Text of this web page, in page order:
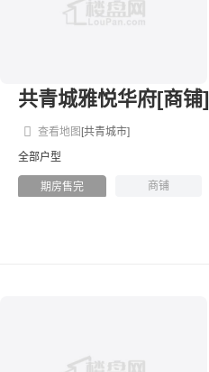
共青城雅悦华府[商铺]
[共青城市]
查看地图
全部户型
期房售完 商铺